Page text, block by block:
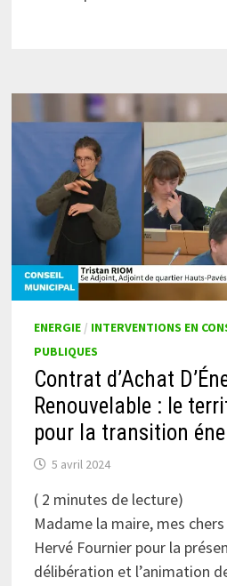
ENERGIE / INTERVENTIONS EN
PUBLIQUES
Contrat d’Achat
Renouvelable : le
pour la transition
5 avril 2024
( 2 minutes de lecture)
Madame la maire, mes
Hervé Fournier pour la
délibération et l’animation